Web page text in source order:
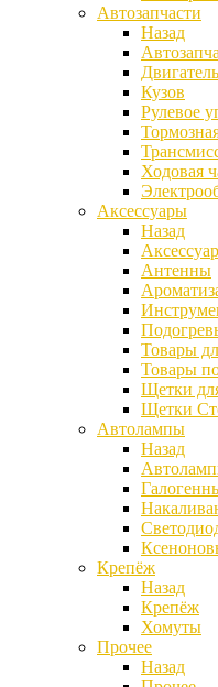
Автозапчасти
Назад
Двигатель
Кузов
Рулевое
Ходовая
Аксессуары
Назад
Антенны
Товары
Товары
Щетки
Щетки
Автолампы
Назад
Крепёж
Назад
Крепёж
Хомуты
Прочее
Назад